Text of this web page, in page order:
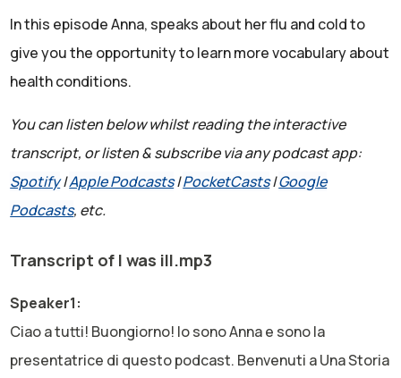
In this episode Anna, speaks about her flu and cold to
give you the opportunity to learn more vocabulary about
health conditions.
You can listen below whilst reading the interactive
transcript, or listen & subscribe via any podcast app:
Spotify|Apple Podcasts|PocketCasts|Google
Podcasts, etc.
Transcript of I was ill.mp3
Speaker1:
Ciao a tutti! Buongiorno! Io sono Anna e sono la
presentatrice di questo podcast. Benvenuti a Una Storia